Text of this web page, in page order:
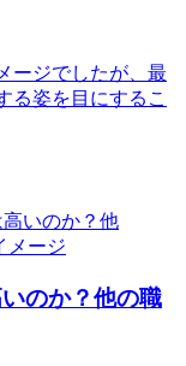
ージでしたが、最
る姿を目にするこ
のか？他の職